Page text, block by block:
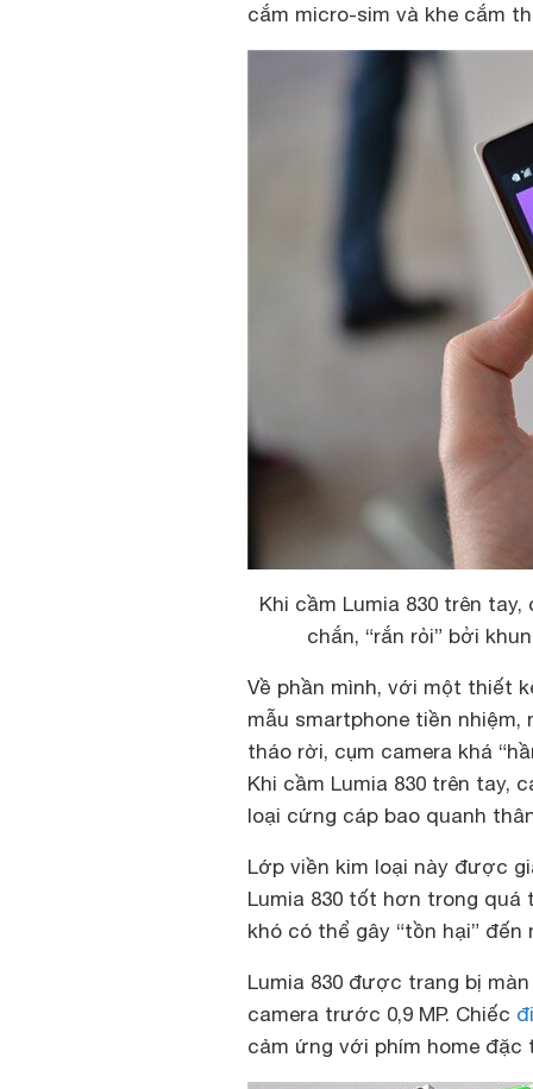
cắm micro-sim và khe cắm
Khi cầm Lumia 830 trên
chắn, “rắn rỏi” bởi
Về phần mình, với một thiết
mẫu smartphone tiền nhiệm,
tháo rời, cụm camera khá
Khi cầm Lumia 830 trên tay,
loại cứng cáp bao quanh
Lớp viền kim loại này được
Lumia 830 tốt hơn trong
khó có thể gây “tồn hại” đến
Lumia 830 được trang bị
camera trước 0,9 MP. Chiếc
cảm ứng với phím home đặc